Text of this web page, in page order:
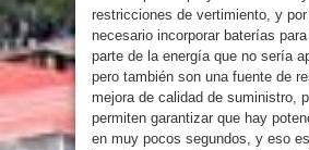
restricciones de vertimiento, y
necesario incorporar baterías
parte de la energía que no sería
pero también son una fuente de
mejora de calidad de suministro,
permiten garantizar que hay
en muy pocos segundos, y eso